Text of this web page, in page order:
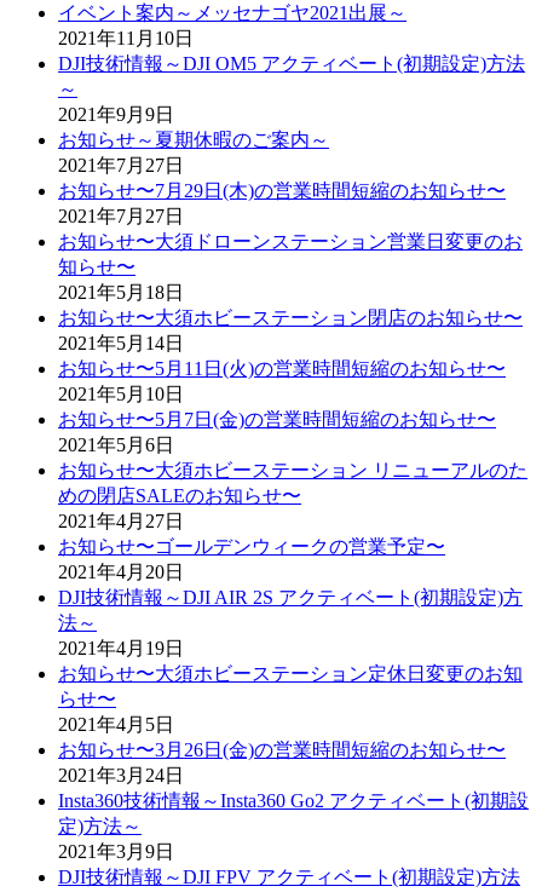
イベント案内～メッセナゴヤ2021出展～
2021年11月10日
DJI技術情報～DJI OM5 アクティベート(初期設定)方法
～
2021年9月9日
お知らせ～夏期休暇のご案内～
2021年7月27日
お知らせ〜7月29日(木)の営業時間短縮のお知らせ〜
2021年7月27日
お知らせ〜大須ドローンステーション営業日変更のお
知らせ〜
2021年5月18日
お知らせ〜大須ホビーステーション閉店のお知らせ〜
2021年5月14日
お知らせ〜5月11日(火)の営業時間短縮のお知らせ〜
2021年5月10日
お知らせ〜5月7日(金)の営業時間短縮のお知らせ〜
2021年5月6日
お知らせ〜大須ホビーステーション リニューアルのた
めの閉店SALEのお知らせ〜
2021年4月27日
お知らせ〜ゴールデンウィークの営業予定〜
2021年4月20日
DJI技術情報～DJI AIR 2S アクティベート(初期設定)方
法～
2021年4月19日
お知らせ〜大須ホビーステーション定休日変更のお知
らせ〜
2021年4月5日
お知らせ〜3月26日(金)の営業時間短縮のお知らせ〜
2021年3月24日
Insta360技術情報～Insta360 Go2 アクティベート(初期設
定)方法～
2021年3月9日
DJI技術情報～DJI FPV アクティベート(初期設定)方法